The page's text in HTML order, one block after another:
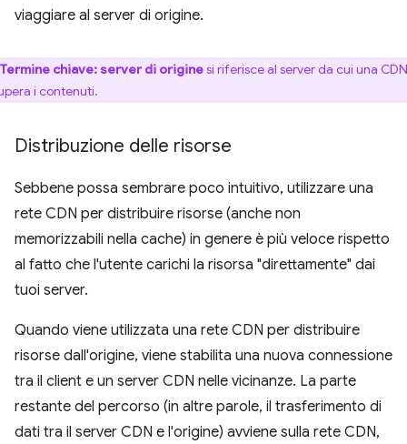
viaggiare al server di origine.
Termine chiave: server di originesi riferisce al server da cui una CDN
i contenuti.
Distribuzione delle risorse
Sebbene possa sembrare poco intuitivo, utilizzare una
rete CDN per distribuire risorse (anche non
memorizzabili nella cache) in genere è più veloce rispetto
al fatto che l'utente carichi la risorsa "direttamente" dai
tuoi server.
Quando viene utilizzata una rete CDN per distribuire
risorse dall'origine, viene stabilita una nuova connessione
tra il client e un server CDN nelle vicinanze. La parte
restante del percorso (in altre parole, il trasferimento di
dati tra il server CDN e l'origine) avviene sulla rete CDN,